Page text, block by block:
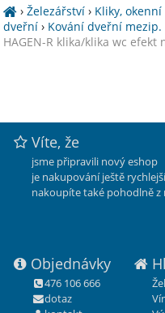
›Železářství › Kliky,
dveřní › Kování dveřní
HAGEN-R klika/klika wc efekt
Víte, že
jsme připravili nový eshop
je nakupování ještě rychlejší
nakoupíte také pohodlně z
Objednávky
476 106 666
dotaz